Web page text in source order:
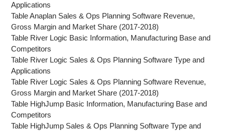
Applications
Table Anaplan Sales & Ops Planning Software Revenue,
Gross Margin and Market Share (2017-2018)
Table River Logic Basic Information, Manufacturing Base and
Competitors
Table River Logic Sales & Ops Planning Software Type and
Applications
Table River Logic Sales & Ops Planning Software Revenue,
Gross Margin and Market Share (2017-2018)
Table HighJump Basic Information, Manufacturing Base and
Competitors
Table HighJump Sales & Ops Planning Software Type and